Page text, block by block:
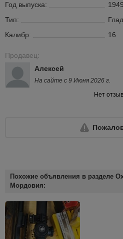
Год выпуска:
1949
Тип:
Калибр:
16
Продавец:
Алексей
На сайте с 9 Июня 2026 г.
Нет
Похожие объявления в разделе
Мордовия: